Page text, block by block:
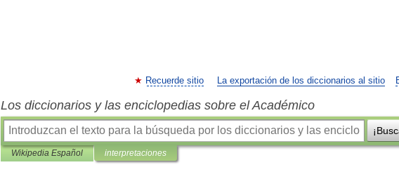
Recuerde sitio La exportación de los diccionarios al sitio
Los diccionarios y las enciclopedias sobre el Académico
Wikipedia Español interpretaciones